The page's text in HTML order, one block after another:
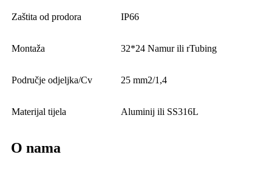
Zaštita od prodora IP66
Montaža 32*24 Namur ili rTubing
Područje odjeljka/Cv 25 mm2/1,4
Materijal tijela Aluminij ili SS316L
O nama